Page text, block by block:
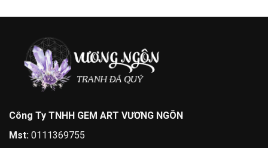
Công Ty TNHH GEM ART VƯƠNG NGÔN
Mst:0111369755